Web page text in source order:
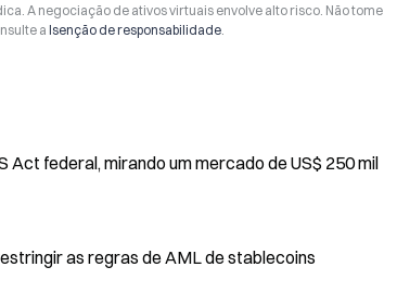
A negociação de ativos virtuais envolve alto risco. Não tome
a Isenção de responsabilidade.
Act federal, mirando um mercado de US$ 250 mil
as regras de AML de stablecoins